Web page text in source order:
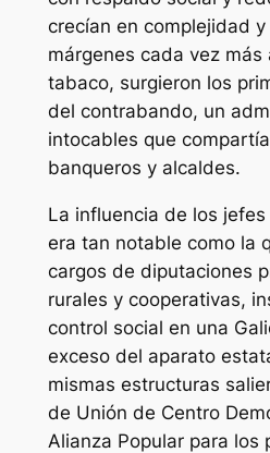
crecían en complejidad
márgenes cada vez más
tabaco, surgieron los
del contrabando, un
intocables que
banqueros y alcaldes.
La influencia de los
era tan notable como la
cargos de diputaciones
rurales y cooperativas,
control social en una
exceso del aparato
mismas estructuras
de Unión de Centro
Alianza Popular para los